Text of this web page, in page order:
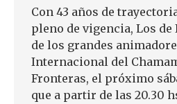
Con 43 años de
pleno de vigencia, Los de
de los grandes
Internacional del
Fronteras, el próximo
que a partir de las 20.30